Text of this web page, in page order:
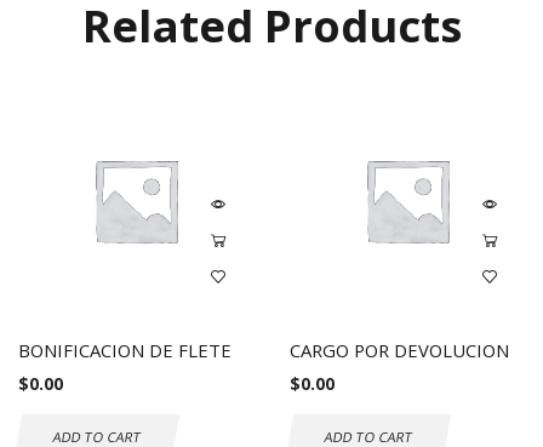
Related Products
BONIFICACION DE FLETE
$0.00
ADD TO CART
CARGO POR DEVOLUCION
$0.00
ADD TO CART